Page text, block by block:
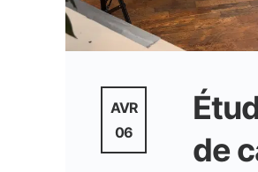
AVR
06
de